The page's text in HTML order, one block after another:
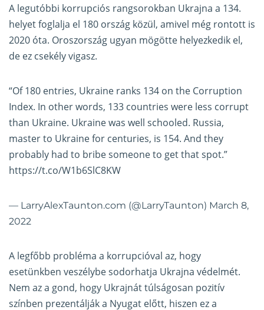
A legutóbbi korrupciós rangsorokban Ukrajna a 134.
helyet foglalja el 180 ország közül, amivel még rontott is
2020 óta. Oroszország ugyan mögötte helyezkedik el,
de ez csekély vigasz.
“Of 180 entries, Ukraine ranks 134 on the Corruption
Index. In other words, 133 countries were less corrupt
than Ukraine. Ukraine was well schooled. Russia,
master to Ukraine for centuries, is 154. And they
probably had to bribe someone to get that spot.”
https://t.co/W1b6SlC8KW
— LarryAlexTaunton.com (@LarryTaunton) March 8,
2022
A legfőbb probléma a korrupcióval az, hogy
esetünkben veszélybe sodorhatja Ukrajna védelmét.
Nem az a gond, hogy Ukrajnát túlságosan pozitív
színben prezentálják a Nyugat előtt, hiszen ez a